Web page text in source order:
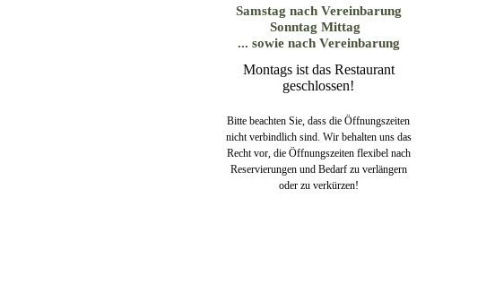
Samstag nach Vereinbarung
Sonntag Mittag
... sowie nach Vereinbarung
Montags ist das Restaurant
geschlossen!
Bitte beachten Sie, dass die Öffnungszeiten
nicht verbindlich sind. Wir behalten uns das
Recht vor, die Öffnungszeiten flexibel nach
Reservierungen und Bedarf zu verlängern
oder zu verkürzen!